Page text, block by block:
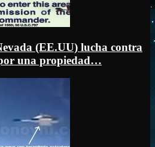
(EE.UU) lucha contra
una propiedad…